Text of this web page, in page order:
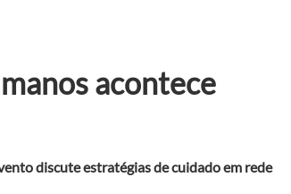
acontece
discute estratégias de cuidado em rede